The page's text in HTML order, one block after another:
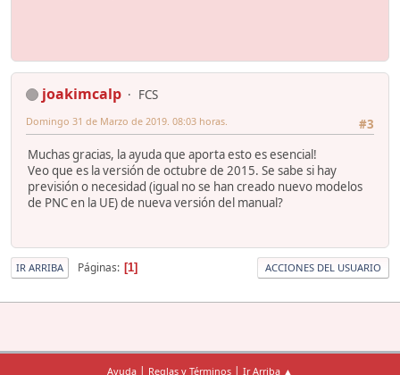
joakimcalp
FCS
#3
Domingo 31 de Marzo de 2019. 08:03 horas.
Muchas gracias, la ayuda que aporta esto es esencial!
Veo que es la versión de octubre de 2015. Se sabe si hay
previsión o necesidad (igual no se han creado nuevo modelos
de PNC en la UE) de nueva versión del manual?
IR ARRIBA Páginas 1 ACCIONES DEL USUARIO
Ayuda | Reglas y Términos | Ir Arriba ▲